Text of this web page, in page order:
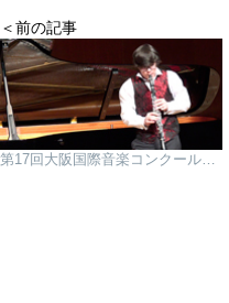
＜前の記事
第17回大阪国際音楽コンクール受賞者決定！